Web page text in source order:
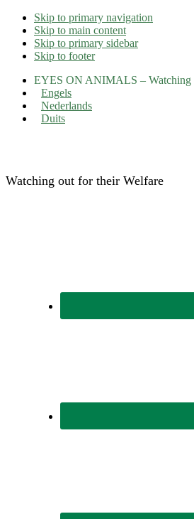
Skip to primary navigation
Skip to main content
Skip to primary sidebar
Skip to footer
EYES ON ANIMALS – Watching
Engels
Nederlands
Duits
Watching out for their Welfare